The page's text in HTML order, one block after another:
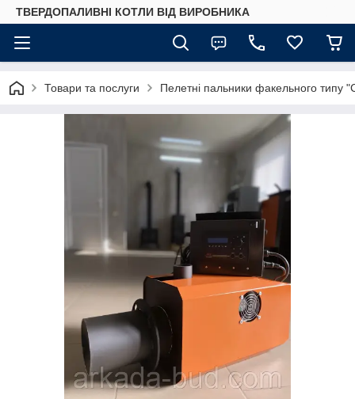
ТВЕРДОПАЛИВНІ КОТЛИ ВІД ВИРОБНИКА
Товари та послуги Пелетні пальники факельного типу